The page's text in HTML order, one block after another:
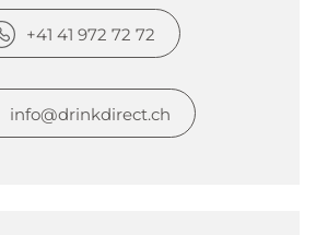
+41 41 972 72 72
info@drinkdirect.ch